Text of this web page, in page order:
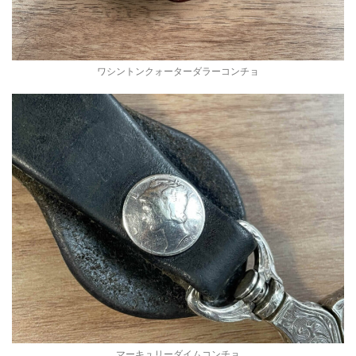
ワシントンクォーターダラーコンチョ